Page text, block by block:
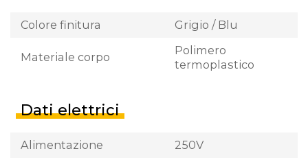
Colore finitura Grigio / Blu
Materiale corpo
Polimero
termoplastico
Dati elettrici
Alimentazione 250V